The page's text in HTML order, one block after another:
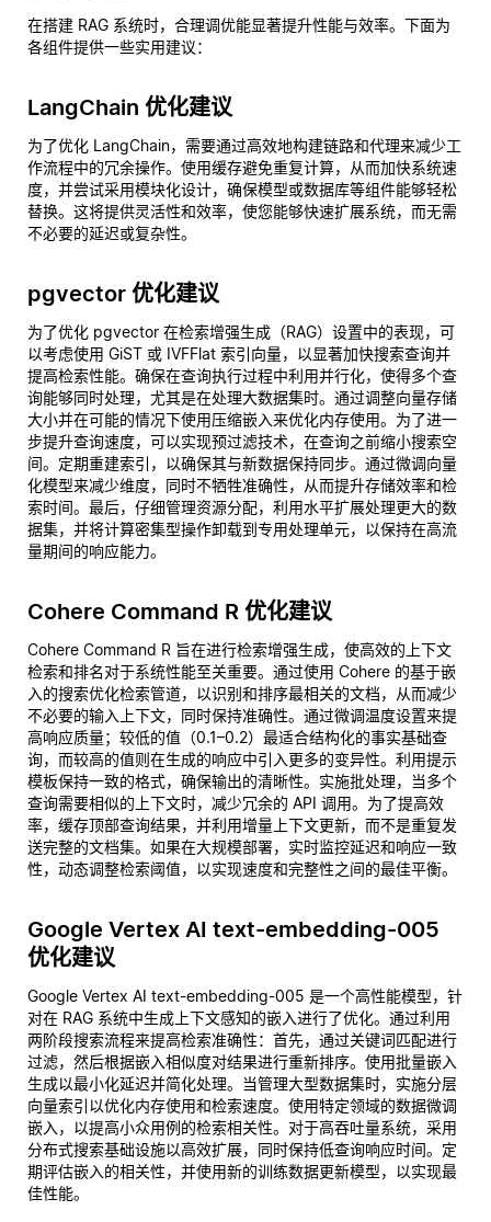
在搭建 RAG 系统时，合理调优能显著提升性能与效率。下面为
各组件提供一些实用建议：
LangChain 优化建议
为了优化 LangChain，需要通过高效地构建链路和代理来减少工
作流程中的冗余操作。使用缓存避免重复计算，从而加快系统速
度，并尝试采用模块化设计，确保模型或数据库等组件能够轻松
替换。这将提供灵活性和效率，使您能够快速扩展系统，而无需
不必要的延迟或复杂性。
pgvector 优化建议
为了优化 pgvector 在检索增强生成（RAG）设置中的表现，可
以考虑使用 GiST 或 IVFFlat 索引向量，以显著加快搜索查询并
提高检索性能。确保在查询执行过程中利用并行化，使得多个查
询能够同时处理，尤其是在处理大数据集时。通过调整向量存储
大小并在可能的情况下使用压缩嵌入来优化内存使用。为了进一
步提升查询速度，可以实现预过滤技术，在查询之前缩小搜索空
间。定期重建索引，以确保其与新数据保持同步。通过微调向量
化模型来减少维度，同时不牺牲准确性，从而提升存储效率和检
索时间。最后，仔细管理资源分配，利用水平扩展处理更大的数
据集，并将计算密集型操作卸载到专用处理单元，以保持在高流
量期间的响应能力。
Cohere Command R 优化建议
Cohere Command R 旨在进行检索增强生成，使高效的上下文
检索和排名对于系统性能至关重要。通过使用 Cohere 的基于嵌
入的搜索优化检索管道，以识别和排序最相关的文档，从而减少
不必要的输入上下文，同时保持准确性。通过微调温度设置来提
高响应质量；较低的值（0.1–0.2）最适合结构化的事实基础查
询，而较高的值则在生成的响应中引入更多的变异性。利用提示
模板保持一致的格式，确保输出的清晰性。实施批处理，当多个
查询需要相似的上下文时，减少冗余的 API 调用。为了提高效
率，缓存顶部查询结果，并利用增量上下文更新，而不是重复发
送完整的文档集。如果在大规模部署，实时监控延迟和响应一致
性，动态调整检索阈值，以实现速度和完整性之间的最佳平衡。
Google Vertex AI text-embedding-005
优化建议
Google Vertex AI text-embedding-005 是一个高性能模型，针
对在 RAG 系统中生成上下文感知的嵌入进行了优化。通过利用
两阶段搜索流程来提高检索准确性：首先，通过关键词匹配进行
过滤，然后根据嵌入相似度对结果进行重新排序。使用批量嵌入
生成以最小化延迟并简化处理。当管理大型数据集时，实施分层
向量索引以优化内存使用和检索速度。使用特定领域的数据微调
嵌入，以提高小众用例的检索相关性。对于高吞吐量系统，采用
分布式搜索基础设施以高效扩展，同时保持低查询响应时间。定
期评估嵌入的相关性，并使用新的训练数据更新模型，以实现最
佳性能。